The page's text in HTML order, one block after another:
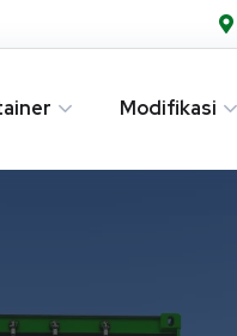
Modifikasi